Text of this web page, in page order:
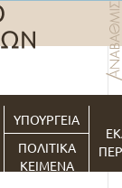
ΥΠΟΥΡΓΕΙΑ
ΠΟΛΙΤΙΚΑ
ΚΕΙΜΕΝΑ